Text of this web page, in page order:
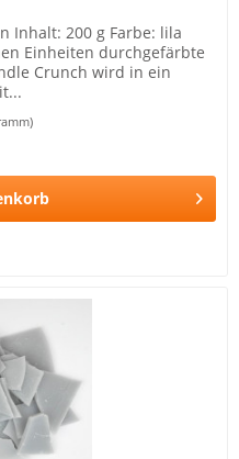
Inhalt: 200 g Farbe: lila
Einheiten durchgefärbte
Crunch wird in ein